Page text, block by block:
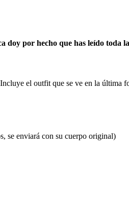
doy por hecho que has leído toda
el outfit que se ve en la última
se enviará con su cuerpo original)